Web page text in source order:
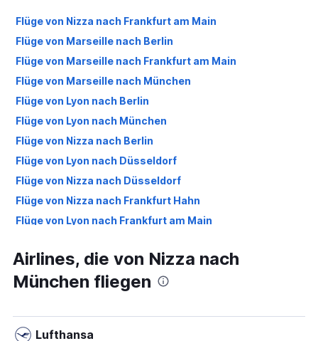
Flüge von Nizza nach Frankfurt am Main
Flüge von Marseille nach Berlin
Flüge von Marseille nach Frankfurt am Main
Flüge von Marseille nach München
Flüge von Lyon nach Berlin
Flüge von Lyon nach München
Flüge von Nizza nach Berlin
Flüge von Lyon nach Düsseldorf
Flüge von Nizza nach Düsseldorf
Flüge von Nizza nach Frankfurt Hahn
Flüge von Lyon nach Frankfurt am Main
Flüge von Marseille nach Frankfurt Hahn
Flüge von Marseille nach Düsseldorf
Flüge von Marseille nach Weeze, Niederrhein
Airlines, die von Nizza nach
München fliegen
Lufthansa